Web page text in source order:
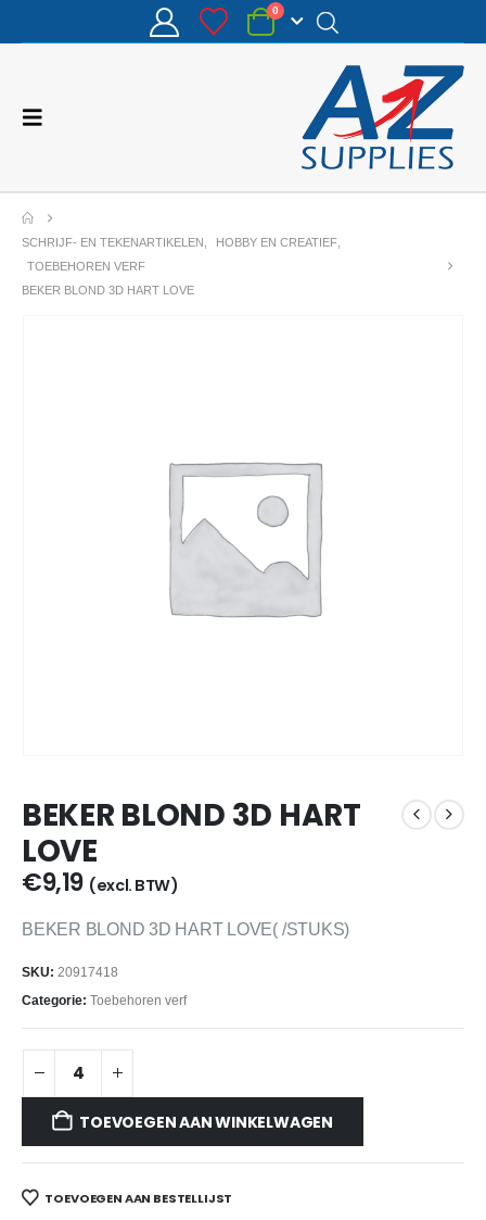
0
SCHRIJF- EN TEKENARTIKELEN HOBBY EN CREATIEF
TOEBEHOREN VERF
BEKER BLOND 3D HART LOVE
BEKER BLOND 3D HART
LOVE
€9,19 (excl. BTW)
BEKER BLOND 3D HART LOVE( /STUKS)
SKU: 20917418
Categorie: Toebehoren verf
TOEVOEGEN AAN WINKELWAGEN
TOEVOEGEN AAN BESTELLIJST